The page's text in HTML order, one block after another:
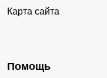
Карта сайта
Помощь